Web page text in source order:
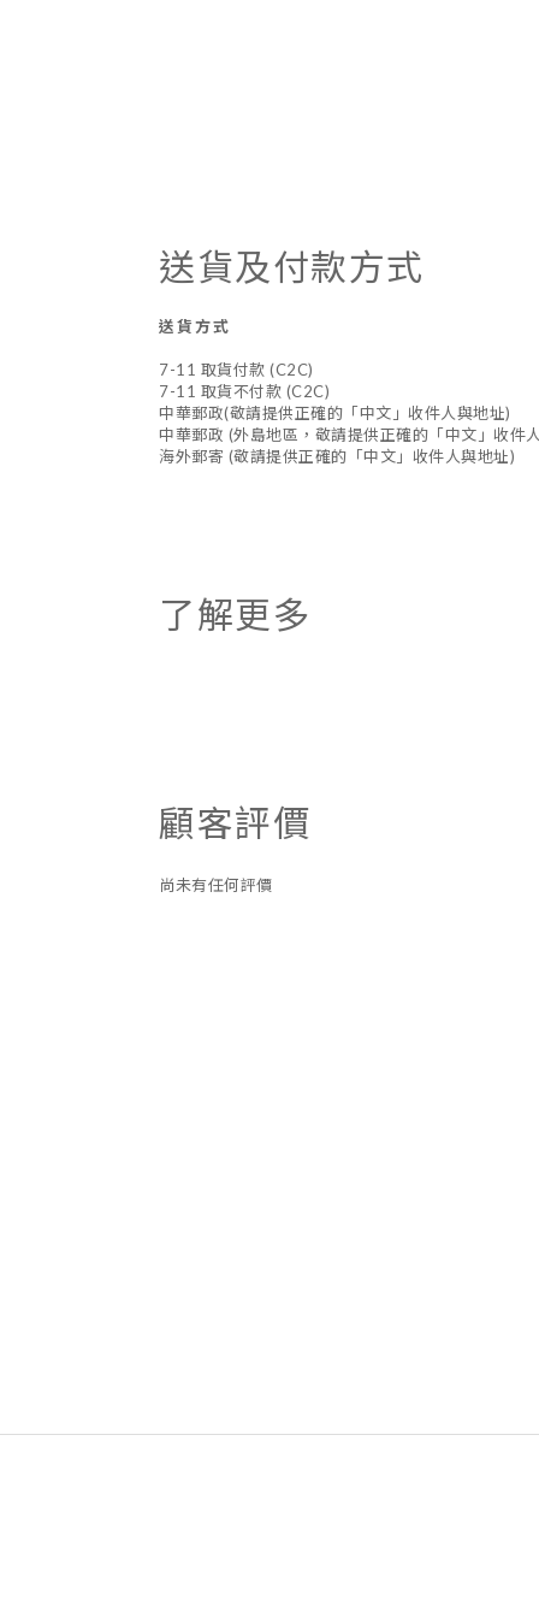
送貨及付款方式
送貨方式
7-11 取貨付款 (C2C)
7-11 取貨不付款 (C2C)
中華郵政(敬請提供正確的「中文」收件人與地址)
中華郵政 (外島地區，敬請提供正確的「中文」收件
海外郵寄 (敬請提供正確的「中文」收件人與地址)
了解更多
顧客評價
尚未有任何評價